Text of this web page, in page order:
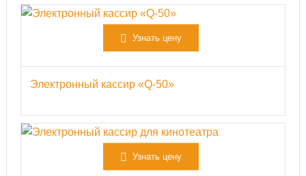
Узнать цену
Электронный кассир «Q-50»
Узнать цену